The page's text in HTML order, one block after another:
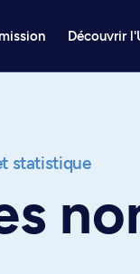
Découvrir
statistique